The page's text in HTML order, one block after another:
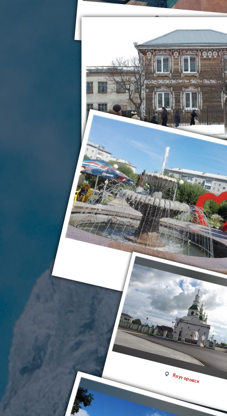
Ялуторовск
Ялуторовск
Ялуторовск